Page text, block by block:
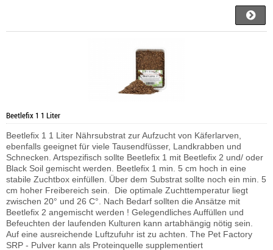
Beetlefix 1 1 Liter
Beetlefix 1 1 Liter Nährsubstrat zur Aufzucht von Käferlarven,
ebenfalls geeignet für viele Tausendfüsser, Landkrabben und
Schnecken. Artspezifisch sollte Beetlefix 1 mit Beetlefix 2 und/ oder
Black Soil gemischt werden. Beetlefix 1 min. 5 cm hoch in eine
stabile Zuchtbox einfüllen. Über dem Substrat sollte noch ein min. 5
cm hoher Freibereich sein. Die optimale Zuchttemperatur liegt
zwischen 20° und 26 C°. Nach Bedarf sollten die Ansätze mit
Beetlefix 2 angemischt werden ! Gelegendliches Auffüllen und
Befeuchten der laufenden Kulturen kann artabhängig nötig sein.
Auf eine ausreichende Luftzufuhr ist zu achten. The Pet Factory
SRP - Pulver kann als Proteinquelle supplementiert